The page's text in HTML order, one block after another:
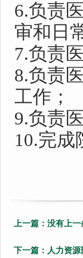
6.负责
审和日
7.负责
8.负责
工作；
9.负责
10.完成
上一篇： 没有上一
下一篇： 人力资源